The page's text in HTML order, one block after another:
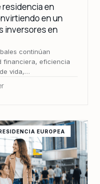
residencia en
en un
inversores en
continúan
financiera, eficiencia
vida,…
EUROPEA